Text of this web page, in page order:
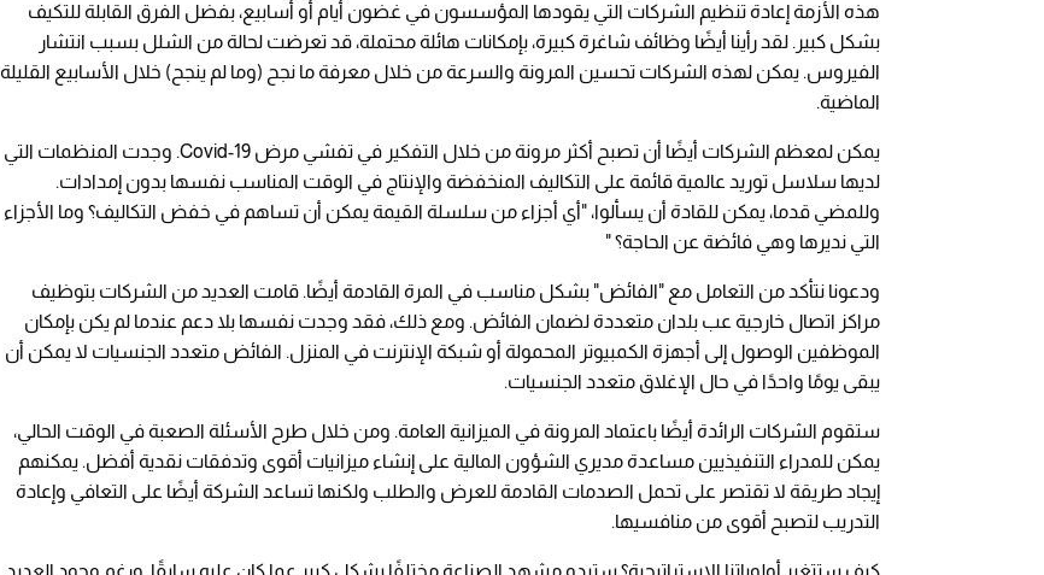
هذه الأزمة إعادة تنظيم الشركات التي يقودها المؤسسون في غضون أيام أو أسابيع، بفضل الفرق القابلة للتكيف
بشكل كبير. لقد رأينا أيضًا وظائف شاغرة كبيرة، بإمكانات هائلة محتملة، قد تعرضت لحالة من الشلل بسبب انتشار
الفيروس. يمكن لهذه الشركات تحسين المرونة والسرعة من خلال معرفة ما نجح (وما لم ينجح) خلال الأسابيع القليلة
الماضية.
يمكن لمعظم الشركات أيضًا أن تصبح أكثر مرونة من خلال التفكير في تفشي مرض Covid-19. وجدت المنظمات التي
لديها سلاسل توريد عالمية قائمة على التكاليف المنخفضة والإنتاج في الوقت المناسب نفسها بدون إمدادات.
وللمضي قدما، يمكن للقادة أن يسألوا، "أي أجزاء من سلسلة القيمة يمكن أن تساهم في خفض التكاليف؟ وما الأجزاء
التي نديرها وهي فائضة عن الحاجة؟ "
ودعونا نتأكد من التعامل مع "الفائض" بشكل مناسب في المرة القادمة أيضًا. قامت العديد من الشركات بتوظيف
مراكز اتصال خارجية عب بلدان متعددة لضمان الفائض. ومع ذلك، فقد وجدت نفسها بلا دعم عندما لم يكن بإمكان
الموظفين الوصول إلى أجهزة الكمبيوتر المحمولة أو شبكة الإنترنت في المنزل. الفائض متعدد الجنسيات لا يمكن أن
يبقى يومًا واحدًا في حال الإغلاق متعدد الجنسيات.
ستقوم الشركات الرائدة أيضًا باعتماد المرونة في الميزانية العامة. ومن خلال طرح الأسئلة الصعبة في الوقت الحالي،
يمكن للمدراء التنفيذيين مساعدة مديري الشؤون المالية على إنشاء ميزانيات أقوى وتدفقات نقدية أفضل. يمكنهم
إيجاد طريقة لا تقتصر على تحمل الصدمات القادمة للعرض والطلب ولكنها تساعد الشركة أيضًا على التعافي وإعادة
التدريب لتصبح أقوى من منافسيها.